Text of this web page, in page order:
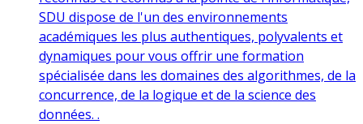
SDU dispose de l'un des environnements
académiques les plus authentiques, polyvalents et
dynamiques pour vous offrir une formation
spécialisée dans les domaines des algorithmes, de la
concurrence, de la logique et de la science des
données. .